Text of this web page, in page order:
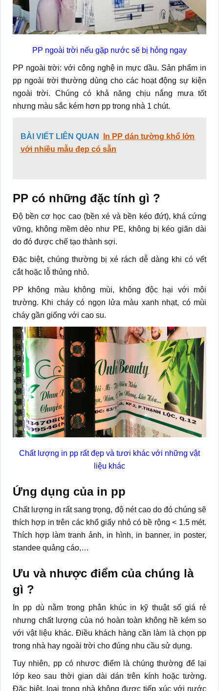
PP ngoài trời nếu gặp nước sẽ bị hỏng ngay
PP ngoài trời: với công nghệ in mực dầu. Sản phẩm in
pp ngoài trời thường dùng cho các hoạt động sự kiện
ngoài trời. Chúng có khả năng chịu nắng mưa tốt
nhưng màu sắc kém hơn pp trong nhà 1 chút.
BÀI VIẾT LIÊN QUAN
In PP dán tường khổ lớn
với nhiều mẫu đẹp có sẵn
PP có những đặc tính gì ?
Độ bền cơ học cao (bền xé và bền kéo đứt), khá cứng
vững, không mềm dẻo như PE, không bị kéo giãn dài
do đó được chế tạo thành sợi.
Đặc biệt, chúng thường bị xé rách dễ dàng khi có vết
cắt hoặc lỗ thủng nhỏ.
PP không màu không mùi, không độc hại với môi
trường. Khi cháy có ngọn lửa màu xanh nhạt, có mùi
cháy gần giống với cao su.
Chất lượng in pp rất đẹp và tươi khác với những vật
liệu khác
Ứng dụng của in pp
Chất lượng in rất sang trọng, độ nét cao do đó chúng sẽ
thích hợp in trên các khổ giấy nhỏ có bề rộng < 1.5 mét.
Thích hợp làm tranh ảnh, in hình, in banner, in poster,
standee quảng cáo,…
Ưu và nhược điểm của chúng là
gì ?
In pp dù nằm trong phân khúc in kỹ thuật số giá rẻ
nhưng chất lượng của nó hoàn toàn không hề kém so
với vật liệu khác. Điều khách hàng cần làm là chọn pp
trong nhà hay ngoài trời cho đúng nhu cầu sử dụng.
Tuy nhiên, pp có nhươc điểm là chúng thường để lại
lớp keo sau thời gian dài dán trên kính hoặc tường.
Đặc biệt, loại trong nhà không được tiếp xúc với nước